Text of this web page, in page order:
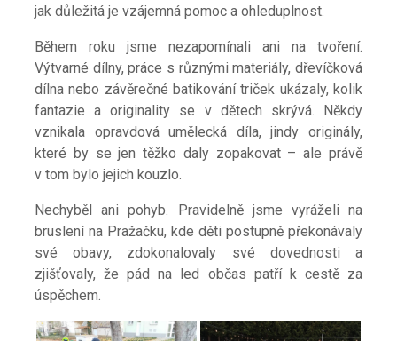
jak důležitá je vzájemná pomoc a ohleduplnost.
Během roku jsme nezapomínali ani na tvoření.
Výtvarné dílny, práce s různými materiály, dřevíčková
dílna nebo závěrečné batikování triček ukázaly, kolik
fantazie a originality se v dětech skrývá. Někdy
vznikala opravdová umělecká díla, jindy originály,
které by se jen těžko daly zopakovat – ale právě
v tom bylo jejich kouzlo.
Nechyběl ani pohyb. Pravidelně jsme vyráželi na
bruslení na Pražačku, kde děti postupně překonávaly
své obavy, zdokonalovaly své dovednosti a
zjišťovaly, že pád na led občas patří k cestě za
úspěchem.